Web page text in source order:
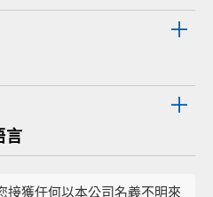
接獲任何以本公司名義不明來